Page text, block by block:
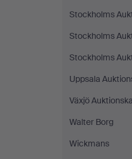
Stockholms
Stockholms
Stockholms
Uppsala
Växjö
Walter Borg
Wickmans